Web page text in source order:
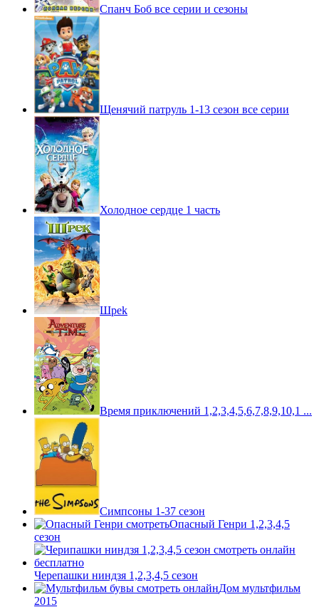
Спанч Боб все серии и сезоны
Щенячий патруль 1-13 сезон все серии
Холодное сердце 1 часть
Шpek
Время приключений 1,2,3,4,5,6,7,8,9,10,1 ...
Симпсоны 1-37 сезон
Опасный Генри 1,2,3,4,5
сезон
Черепашки ниндзя 1,2,3,4,5 сезон
Дом мультфильм
2015